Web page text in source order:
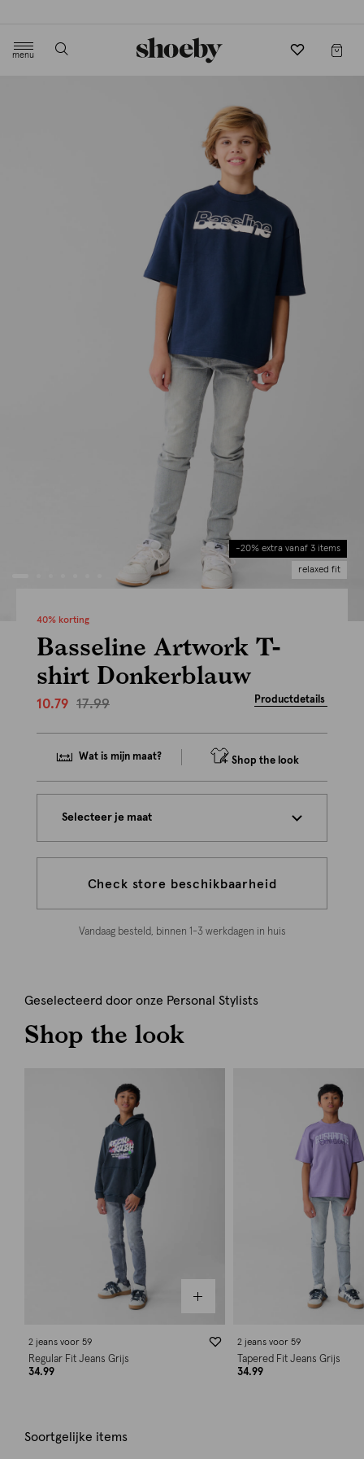
menu
-20% extra vanaf 3 items
relaxed fit
40% korting
Basseline Artwork T-
shirt Donkerblauw
10.79 17.99 Productdetails
Wat is mijn maat? Shop the look
Selecteer je maat
Check store beschikbaarheid
Vandaag besteld, binnen 1-3 werkdagen in huis
Geselecteerd door onze Personal Stylists
Shop the look
2 jeans voor 59
Regular Fit Jeans Grijs
34.99
2 jeans voor 59
Tapered Fit Jeans Grijs
34.99
Soortgelijke items